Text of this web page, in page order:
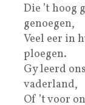
Die ’t hoog
genoegen,
Veel eer in
ploegen.
Gy leerd
vaderland,
Of ’t voor